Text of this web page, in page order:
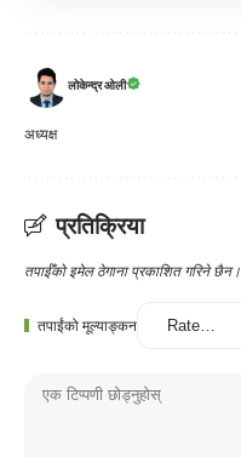
लोकेन्द्र ओली
अध्यक्ष
प्रतिक्रिया
तपाईँको इमेल ठेगाना प्रकाशित गरिने छैन।
तपाईंको मूल्याङ्कन